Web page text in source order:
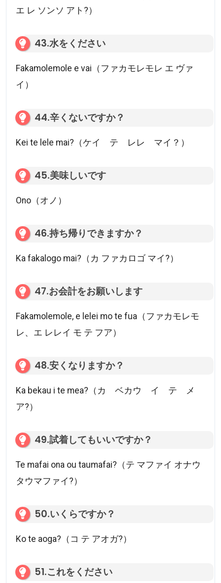
エ レ ソンソ アト?）
43.水をください
Fakamolemole e vai（ファカモレモレ エ ヴァ
イ）
44.辛くないですか？
Kei te lele mai?（ケイ テ レレ マイ？）
45.美味しいです
Ono（オノ）
46.持ち帰りできますか？
Ka fakalogo mai?（カ ファカロゴ マイ?）
47.お会計をお願いします
Fakamolemole, e lelei mo te fua（ファカモレモ
レ、エ レレイ モ テ フア）
48.安くなりますか？
Ka bekau i te mea?（カ ベカウ イ テ メ
ア?）
49.試着してもいいですか？
Te mafai ona ou taumafai?（テ マファイ オナウ
タウマファイ?）
50.いくらですか？
Ko te aoga?（コ テ アオガ?）
51.これをください